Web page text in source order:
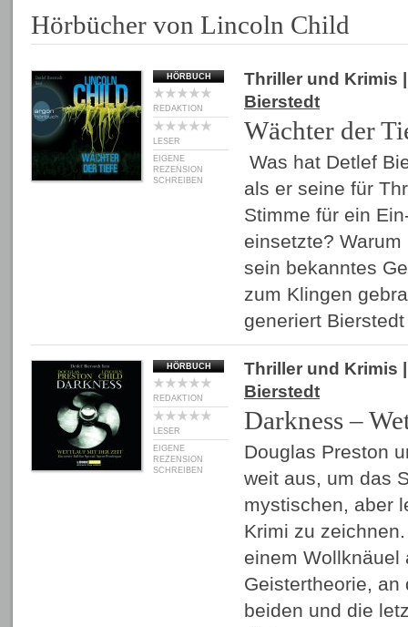
Hörbücher von Lincoln Child
HÖRBUCH
REDAKTION
LESER
EIGENE
REZENSION
SCHREIBEN
Thriller und Krimis
Bierstedt
Wächter der
Was hat Detlef
als er seine für
Stimme für ein
einsetzte? Warum
sein bekanntes
zum Klingen
generiert
HÖRBUCH
REDAKTION
LESER
EIGENE
REZENSION
SCHREIBEN
Thriller und Krimis
Bierstedt
Darkness –
Douglas Preston
weit aus, um das
mystischen, aber
Krimi zu
einem Wollknäuel
Geistertheorie, an
beiden und die